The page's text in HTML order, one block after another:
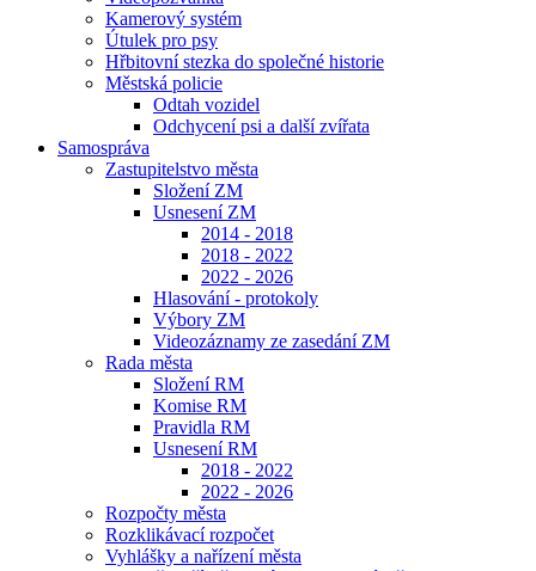
Kamerový systém
Útulek pro psy
Hřbitovní stezka do společné historie
Městská policie
Odtah vozidel
Odchycení psi a další zvířata
Samospráva
Zastupitelstvo města
Složení ZM
Usnesení ZM
2014 - 2018
2018 - 2022
2022 - 2026
Hlasování - protokoly
Výbory ZM
Videozáznamy ze zasedání ZM
Rada města
Složení RM
Komise RM
Pravidla RM
Usnesení RM
2018 - 2022
2022 - 2026
Rozpočty města
Rozklikávací rozpočet
Vyhlášky a nařízení města